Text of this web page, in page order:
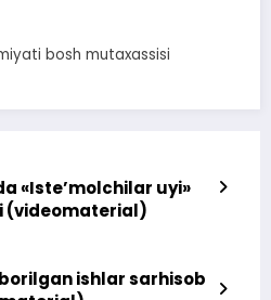
bosh mutaxassisi
«Isteʼmolchilar uyi»
(videomaterial)
ishlar sarhisob